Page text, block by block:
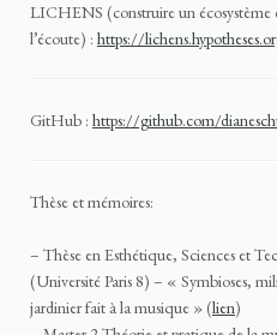
LICHENS (construire un écosystème
l’écoute) : https://
GitHub : https://github.com/
Thèse et mémoires:
– Thèse en Esthétique, Sciences et
(Université Paris 8) – « Symbioses,
jardinier fait à la musique » (lien)